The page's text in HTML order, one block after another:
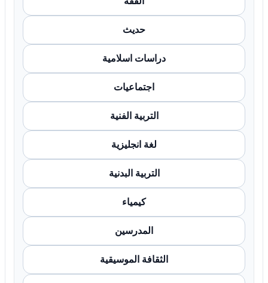
حديث
دراسات اسلامية
اجتماعيات
التربية الفنية
لغة انجليزية
التربية البدنية
كيمياء
المدرسين
الثقافة الموسيقية